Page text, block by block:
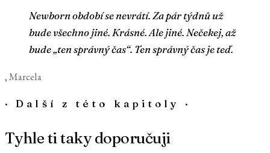
Newborn období se nevrátí. Za pár týdnů už
bude všechno jiné. Krásné. Ale jiné. Nečekej, až
bude „ten správný čas“. Ten správný čas je teď.
, Marcela
·Další z této kapitoly ·
Tyhle ti taky doporučuji